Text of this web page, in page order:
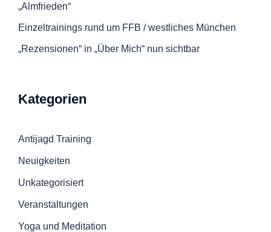
„Almfrieden“
Einzeltrainings rund um FFB / westliches München
„Rezensionen“ in „Über Mich“ nun sichtbar
Kategorien
Antijagd Training
Neuigkeiten
Unkategorisiert
Veranstaltungen
Yoga und Meditation